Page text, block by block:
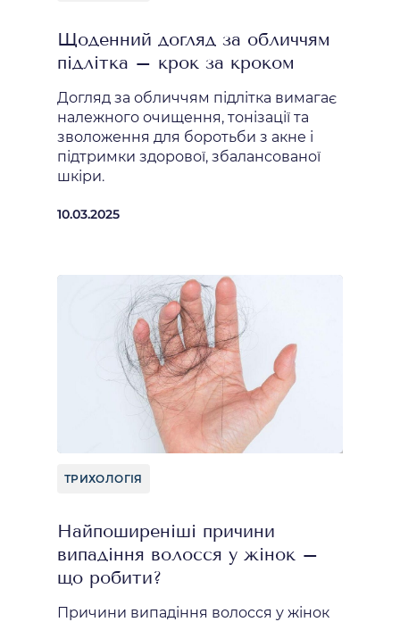
Щоденний догляд за обличчям
підлітка – крок за кроком
Догляд за обличчям підлітка вимагає
належного очищення, тонізації та
зволоження для боротьби з акне і
підтримки здорової, збалансованої
шкіри.
10.03.2025
ТРИХОЛОГІЯ
Найпоширеніші причини
випадіння волосся у жінок –
що робити?
Причини випадіння волосся у жінок